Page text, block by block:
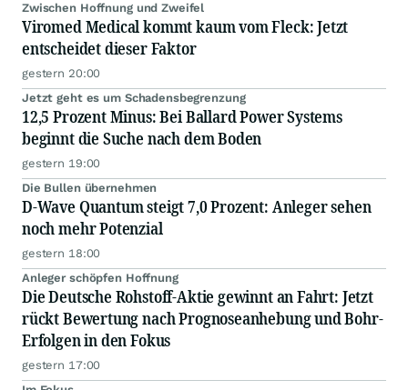
Zwischen Hoffnung und Zweifel
Viromed Medical kommt kaum vom Fleck: Jetzt
entscheidet dieser Faktor
gestern 20:00
Jetzt geht es um Schadensbegrenzung
12,5 Prozent Minus: Bei Ballard Power Systems
beginnt die Suche nach dem Boden
gestern 19:00
Die Bullen übernehmen
D-Wave Quantum steigt 7,0 Prozent: Anleger sehen
noch mehr Potenzial
gestern 18:00
Anleger schöpfen Hoffnung
Die Deutsche Rohstoff-Aktie gewinnt an Fahrt: Jetzt
rückt Bewertung nach Prognoseanhebung und Bohr-
Erfolgen in den Fokus
gestern 17:00